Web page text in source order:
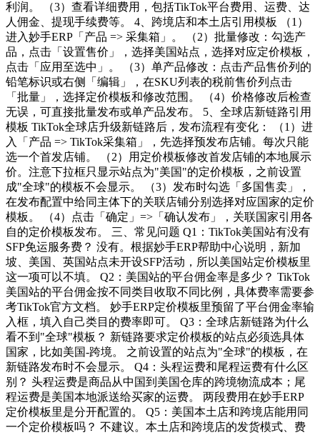
利润。 （3）查看详细费用，包括TikTok平台费用、运费、达
人佣金、提现手续费等。 4、跨境店和本土店引用模板 （1）
进入妙手ERP「产品 => 采集箱」。 （2）批量修改：勾选产
品，点击「设置售价」，选择美国站点，选择对应定价模板，
点击「应用至选中」。 （3）单产品修改：点击产品售价列的
铅笔标识或右侧「编辑」，在SKU列表的税前售价列点击
「批量」，选择定价模板和修改范围。 （4）价格修改后检查
无误，可直接批量发布或单产品发布。 5、全球店新链路引用
模板 TikTok全球店升级新链路后，发布流程有变化： （1）进
入「产品 => TikTok采集箱」，先选择预发布店铺。每次只能
选一个首发店铺。 （2）用定价模板修改首发店铺的本地展示
价。注意下拉框只显示站点为"美国"的定价模板，之前设置
成"全球"的模板不会显示。 （3）发布时勾选「多国售卖」，
在发布配置中给同主体下的关联店铺分别选择对应国家的定价
模板。 （4）点击「确定」=>「确认发布」，关联国家引用各
自的定价模板发布。 三、常见问题 Q1：TikTok美国站有没有
SFP免运服务费？ 没有。根据妙手ERP帮助中心说明，新加
坡、美国、英国站点未开设SFP活动，所以美国站定价模板里
这一项可以不填。 Q2：美国站的平台佣金率是多少？ TikTok
美国站的平台佣金按不同类目收取不同比例，具体费率需要参
考TikTok官方文档。 妙手ERP定价模板里预留了平台佣金率输
入框，填入自己类目的费率即可。 Q3：全球店新链路为什么
看不到"全球"模板？ 新链路要求定价模板的站点必须选具体
国家，比如美国-跨境。 之前设置的站点为"全球"的模板，在
新链路发布时不会显示。 Q4：头程运费和尾程运费有什么区
别？ 头程运费是商品从中国到美国仓库的跨境物流成本；尾
程运费是美国本地派送给买家的运费。 两段费用在妙手ERP
定价模板里是分开配置的。 Q5：美国本土店和跨境店能用同
一个定价模板吗？ 不建议。本土店和跨境店的发货模式、费